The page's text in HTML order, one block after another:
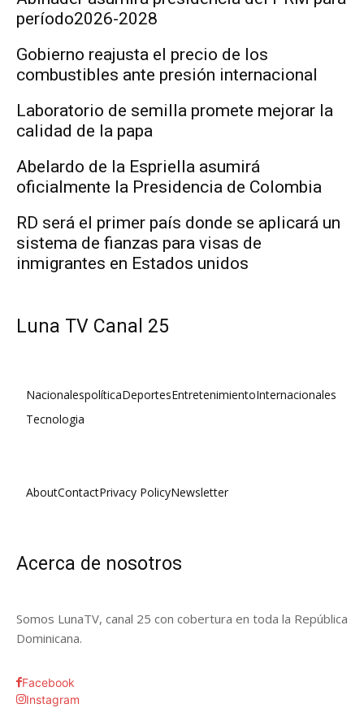
período2026-2028
Gobierno reajusta el precio de los
combustibles ante presión internacional
Laboratorio de semilla promete mejorar la
calidad de la papa
Abelardo de la Espriella asumirá
oficialmente la Presidencia de Colombia
RD será el primer país donde se aplicará un
sistema de fianzas para visas de
inmigrantes en Estados unidos
Luna TV Canal 25
NacionalespolíticaDeportesEntretenimientoInternacionales
Tecnologia
AboutContactPrivacy PolicyNewsletter
Acerca de nosotros
Somos LunaTV, canal 25 con cobertura en toda la República
Dominicana.
Facebook
Instagram